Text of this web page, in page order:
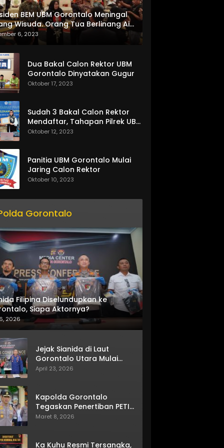
BEM UBM Gorontalo Meningal
Wisuda. Orang Tua Berlinang Air
Menerima SKL dan Pemasangan
6, 2023
Dua Bakal Calon Rektor UBM
Gorontalo Dinyatakan Gugur
Oktober 17, 2023
Sudah 3 Bakal Calon Rektor
Mendaftar, Tahapan Pilrek UBM
Gorontalo Makin Seru
Oktober 12, 2023
Panitia UBM Gorontalo Mulai
Jaring Calon Rektor
Oktober 10, 2023
Gorontalo
Filipina Diselundupkan ke
Siapa Aktornya?
2026
Jejak Sianida di Laut
Gorontalo Utara Mulai
Terkuak
April 23, 2026
Kapolda Gorontalo
Tegaskan Penertiban PETI
Terus Berjalan
Maret 8, 2026
Ka Kuhu Resmi Tersangka,